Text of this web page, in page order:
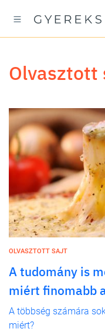
OLVASZTOTT SAJT
A tudomány is
miért finomabb
A többség számára
miért?